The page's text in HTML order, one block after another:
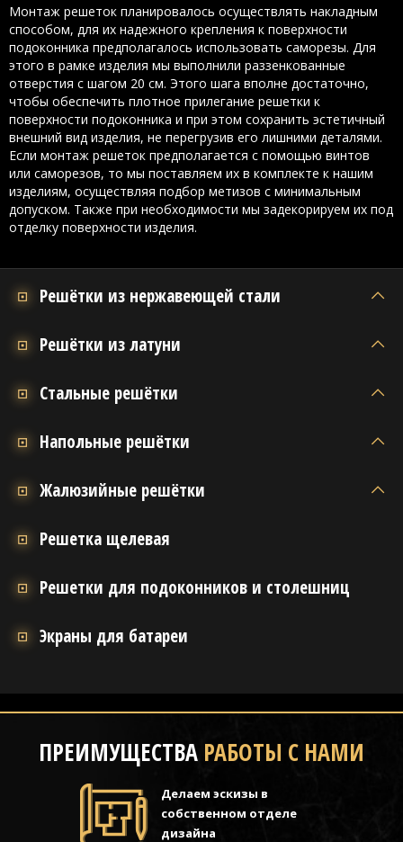
Монтаж решеток планировалось осуществлять накладным
способом, для их надежного крепления к поверхности
подоконника предполагалось использовать саморезы. Для
этого в рамке изделия мы выполнили раззенкованные
отверстия с шагом 20 см. Этого шага вполне достаточно,
чтобы обеспечить плотное прилегание решетки к
поверхности подоконника и при этом сохранить эстетичный
внешний вид изделия, не перегрузив его лишними деталями.
Если монтаж решеток предполагается с помощью винтов
или саморезов, то мы поставляем их в комплекте к нашим
изделиям, осуществляя подбор метизов с минимальным
допуском. Также при необходимости мы задекорируем их под
отделку поверхности изделия.
Решётки из нержавеющей стали
Решётки из латуни
Стальные решётки
Напольные решётки
Жалюзийные решётки
Решетка щелевая
Решетки для подоконников и столешниц
Экраны для батареи
ПРЕИМУЩЕСТВА РАБОТЫ С НАМИ
Делаем эскизы в
собственном отделе
дизайна